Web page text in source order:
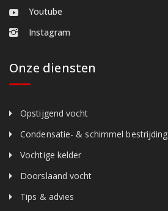
Youtube
Instagram
Onze diensten
Opstijgend vocht
Condensatie- & schimmel bestrijding
Vochtige kelder
Doorslaand vocht
Tips & advies